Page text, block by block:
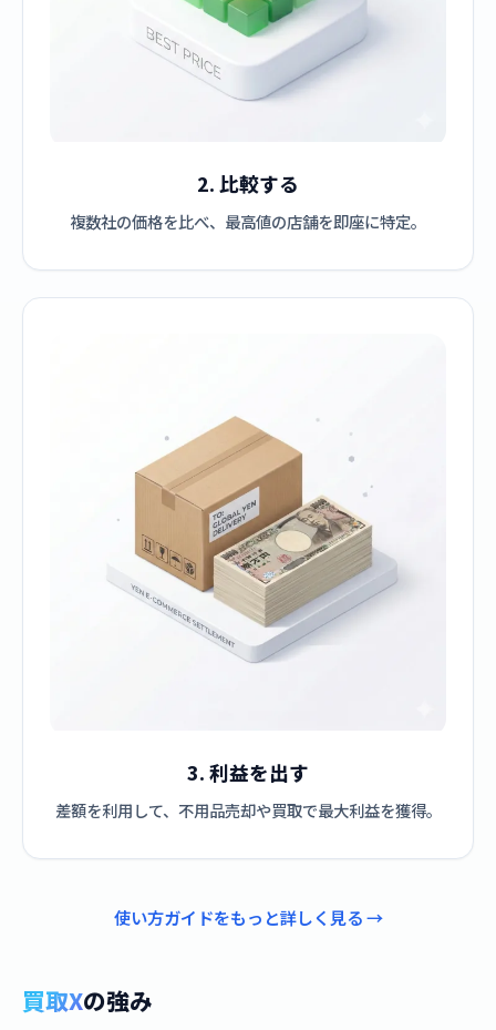
2. 比較する
複数社の価格を比べ、最高値の店舗を即座に特定。
3. 利益を出す
差額を利用して、不用品売却や買取で最大利益を獲得。
使い方ガイドをもっと詳しく見る →
買取Xの強み